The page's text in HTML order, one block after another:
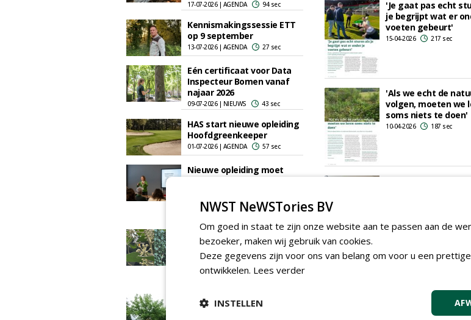
17-07-2026 | AGENDA 94 sec
Kennismakingssessie ETT
op 9 september
13-07-2026 | AGENDA 27 sec
Eén certificaat voor Data
Inspecteur Bomen vanaf
najaar 2026
09-07-2026 | NIEUWS 43 sec
HAS start nieuwe opleiding
Hoofdgreenkeeper
01-07-2026 | AGENDA 57 sec
Nieuwe opleiding moet
kloof tussen beleid en
leefomgeving dichten
06-05-2026 | NIEUWS 85 sec
Van strak maaien naar
meebewegen:
natuurvolgend beheer rukt
54 parties sign manifesto
for 13,000 green and
'Je gaat pas echt
je begrijpt wat er
voeten gebeurt'
15-04-2026 217 sec
'Als we echt de
volgen, moeten we
soms niets te doen'
10-04-2026 187 sec
Van zorgplicht tot
we er ook zo mee
NWST NeWSTories BV
Om goed in staat te zijn onze website aan te passen aan de
bezoeker, maken wij gebruik van cookies.
Deze gegevens zijn voor ons van belang om voor u een
ontwikkelen. Lees verder
INSTELLEN